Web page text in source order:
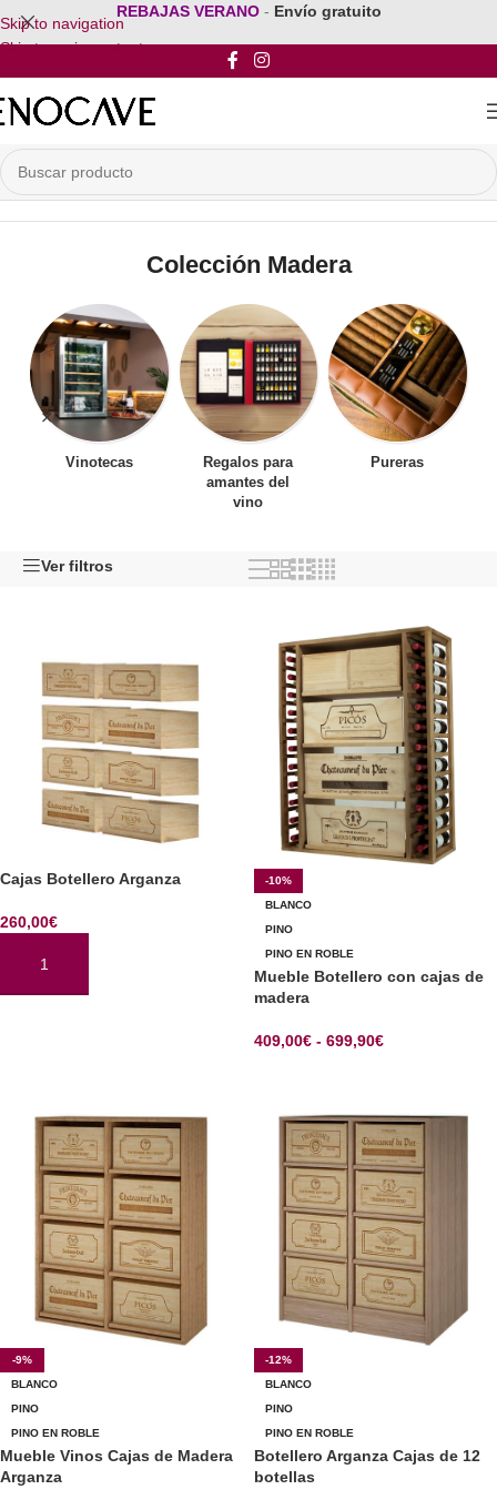
Skip to navigation
Skip to main content
REBAJAS VERANO - Envío gratuito
Inicio/Mobiliario para vinos/Muebles para Vinos/Colección Madera
Colección Madera
Vinotecas
Regalos para
amantes del
vino
Pureras
Ver filtros
Cajas Botellero Arganza
260,00€
AÑADIR AL CARRITO
-10%
BLANCO
PINO
PINO EN ROBLE
Mueble Botellero con cajas de
madera
409,00€ - 699,90€
-9%
BLANCO
PINO
PINO EN ROBLE
Mueble Vinos Cajas de Madera
Arganza
-12%
BLANCO
PINO
PINO EN ROBLE
Botellero Arganza Cajas de 12
botellas